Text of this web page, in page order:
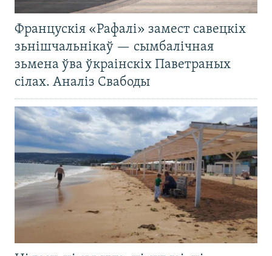
Францускія «Рафалі» замест савецкіх
зьнішчальнікаў — сымбалічная
зьмена ўва ўкраінскіх Паветраных
сілах. Аналіз Свабоды